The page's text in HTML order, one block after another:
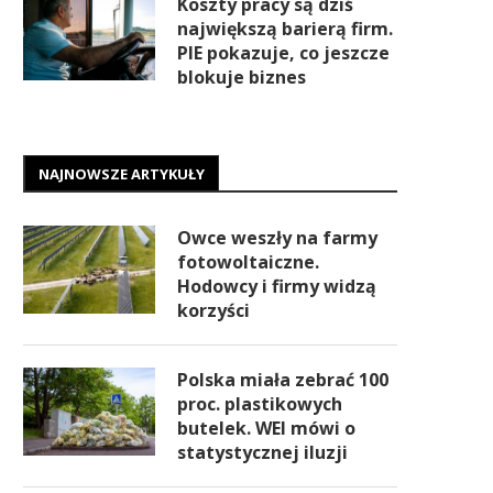
największą barierą firm.
PIE pokazuje, co jeszcze
blokuje biznes
NAJNOWSZE ARTYKUŁY
Owce weszły na farmy
fotowoltaiczne.
Hodowcy i firmy widzą
korzyści
Polska miała zebrać 100
proc. plastikowych
butelek. WEI mówi o
statystycznej iluzji